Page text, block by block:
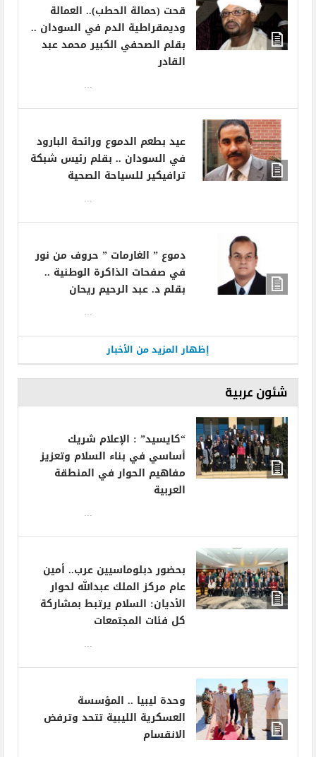
قحت (حمالة الحطب).. العمالة
وديمقراطية الدم في السودان ..
بقلم الصحفي الكبير محمد عبد
القادر
عيد بطعم الدموع ورائحة البارود
في السودان .. بقلم رئيس شبكة
ترافيكير للسياحة الصحية
دموع ” الغارمات ” حروف من نور
في صفحات الذاكرة الوطنية ..
بقلم د. عبد الرحيم ريحان
إظهار المزيد من الأخبار
شئون عربية
“كايسيد” : الإعلام شريك
أساسي في بناء السلام وتعزيز
مفاهيم الحوار في المنطقة
العربية
بحضور دبلوماسيين عرب.. أمين
عام مركز الملك عبدالله لحوار
الأديان: السلام يرتبط بمشاركة
كل فئات المجتمعات
وحدة ليبيا .. المؤسسة
العسكرية الليبية تتحد وترفض
الانقسام